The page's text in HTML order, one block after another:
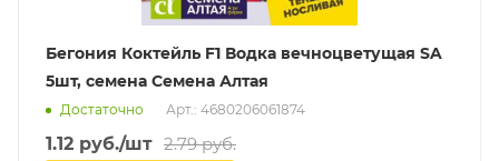
Бегония Коктейль F1 Водка вечноцветущая SA
5шт, семена Семена Алтая
Достаточно Арт.: 4680206061874
1.12 руб./шт 2.79руб.